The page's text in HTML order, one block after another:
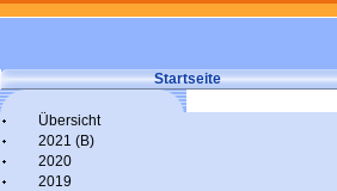
Startseite
Übersicht
2021 (B)
2020
2019